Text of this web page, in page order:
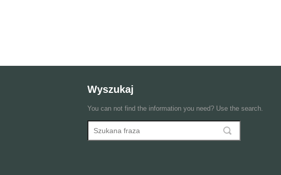
Wyszukaj
You can not find the information you need? Use the search.
Formularz wyszukiwania
Wyszukaj